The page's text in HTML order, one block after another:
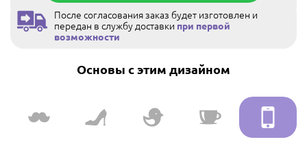
После согласования заказ будет изготовлен и
передан в службу доставки при первой
возможности
Основы с этим дизайном